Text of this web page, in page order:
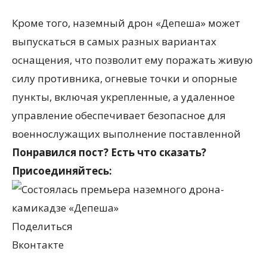
Кроме того, наземный дрон «Депеша» может
выпускаться в самых разных вариантах
оснащения, что позволит ему поражать живую
силу противника, огневые точки и опорные
пункты, включая укрепленные, а удаленное
управление обеспечивает безопасное для
военнослужащих выполнение поставленной
Понравился пост? Есть что сказать?
Присоединяйтесь:
Поделиться
Вконтакте